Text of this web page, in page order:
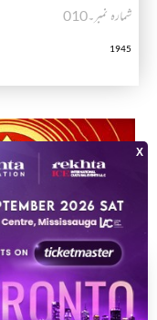
شمارہ نمبر۔010
1945